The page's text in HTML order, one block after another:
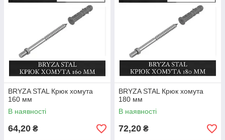
BRYZA STAL Крюк хомута
160 мм
В наявності
64,20 ₴
BRYZA STAL Крюк хомута
180 мм
В наявності
72,20 ₴